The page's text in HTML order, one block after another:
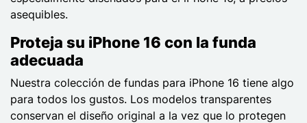
asequibles.
Proteja su iPhone 16 con la funda
adecuada
Nuestra colección de fundas para iPhone 16 tiene algo
para todos los gustos. Los modelos transparentes
conservan el diseño original a la vez que lo protegen